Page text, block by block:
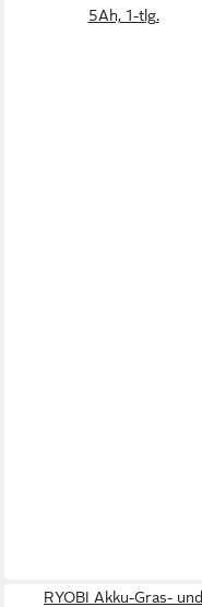
5Ah, 1-tlg.
RYOBI Akku-Gras- und